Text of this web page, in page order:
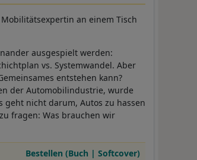
an einem Tisch
ausgespielt werden:
vs. Systemwandel. Aber
entstehen kann?
der Automobilindustrie, wurde
geht nicht darum, Autos zu hassen
fragen: Was brauchen wir
Bestellen (Buch | Softcover)